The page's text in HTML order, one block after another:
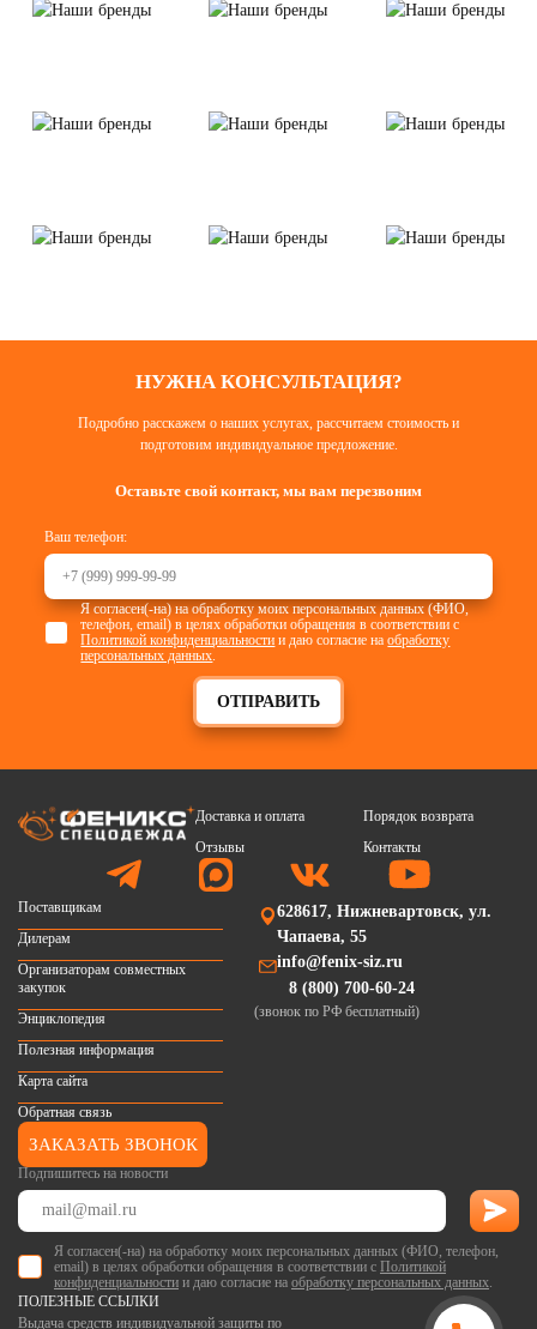
НУЖНА КОНСУЛЬТАЦИЯ?
Подробно расскажем о наших услугах, рассчитаем стоимость и
подготовим индивидуальное предложение.
Оставьте свой контакт, мы вам перезвоним
Ваш телефон:
ОТПРАВИТЬ
Я согласен(-на) на обработку моих персональных данных (ФИО,
телефон, email) в целях обработки обращения в соответствии с
Политикой конфиденциальности и даю согласие наобработку
персональных данных
Доставка и оплата
Порядок возврата
Отзывы
Контакты
Подпишитесь на новости
Я согласен(-на) на обработку моих персональных данных (ФИО, телефон,
email) в целях обработки обращения в соответствии с Политикой
конфиденциальности и даю согласие на обработку персональных данных
Поставщикам
Дилерам
Организаторам совместных
закупок
Энциклопедия
Полезная информация
Карта сайта
Обратная связь
628617, Нижневартовск, ул.
Чапаева, 55
info@fenix-siz.ru
8 (800) 700-60-24
(звонок по РФ бесплатный)
ЗАКАЗАТЬ ЗВОНОК
ПОЛЕЗНЫЕ ССЫЛКИ
Выдача средств индивидуальной защиты по